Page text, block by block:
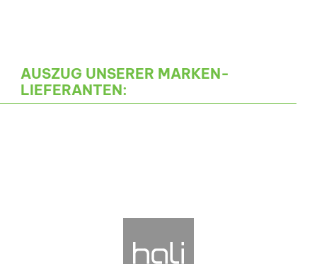
AUSZUG UNSERER MARKEN-
LIEFERANTEN: